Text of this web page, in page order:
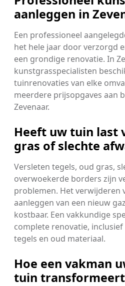
aanleggen in
Een professioneel
het hele jaar door verzorgd
een grondige renovatie. In
kunstgrasspecialisten
tuinrenovaties van elke
meerdere prijsopgaves aan
Zevenaar.
Heeft uw tuin last
gras of slechte
Versleten tegels, oud gras,
overwoekerde borders zijn
problemen. Het verwijderen
aanleggen van een nieuw
kostbaar. Een vakkundige
complete renovatie,
tegels en oud materiaal.
Hoe een vakman
tuin transformeert